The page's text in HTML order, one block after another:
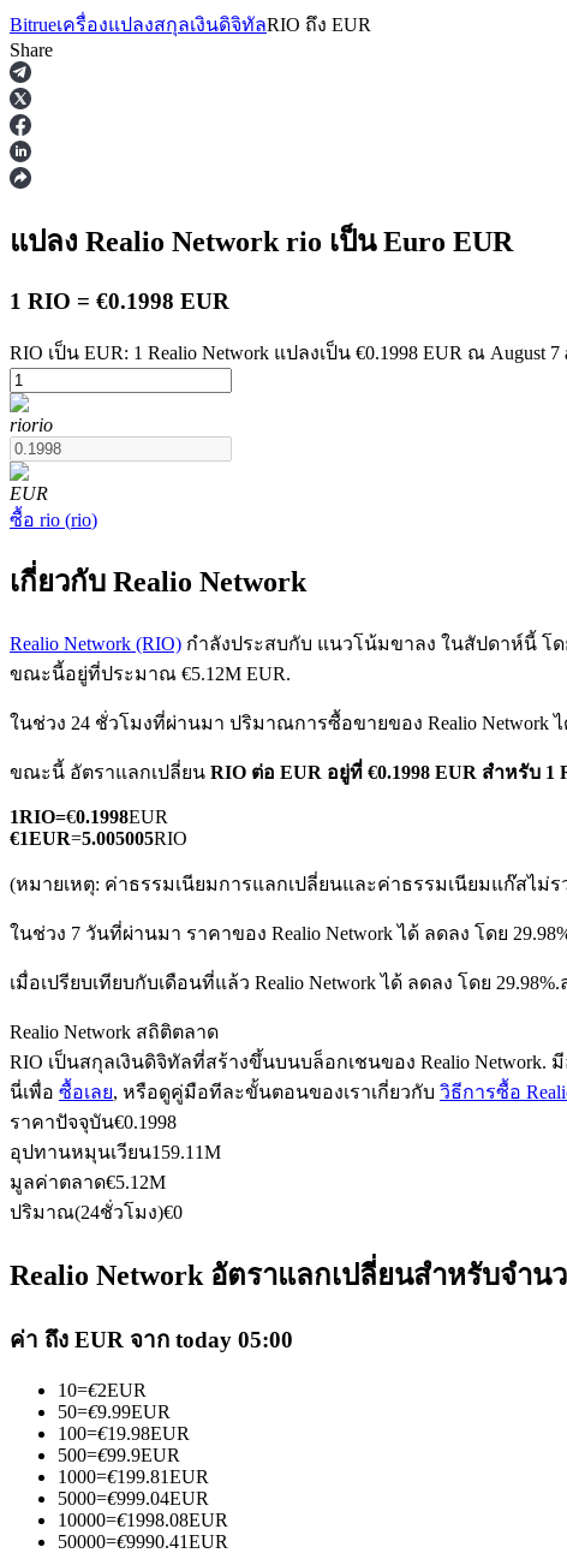
ฟิวเจอร์ส
ฟิวเจอร์ส USDT
ฟิวเจอร์ส COIN-M
ฟิวเจอร์สสกุลเงินดิจิทัล
TradFi
อนุพันธ์ของหุ้น ฟอเร็กซ์ โลหะมีค่า และสินค้าโภคภัณฑ์
ฟิวเจอร์ส USDC
ฟิวเจอร์สที่ใช้ USDC เป็นหลักประกัน
คัดลอกการซื้อขาย
เข้าร่วมกับเทรดเดอร์ชั้นนำ
Bitrueเครื่องแปลงสกุลเงินดิจิทัลRIO ถึง EUR
Share
แปลง Realio Network rio เป็น Euro EUR
1 RIO = €0.1998 EUR
RIO เป็น EUR: 1 Realio Network แปลงเป็น €0.1998 EUR ณ August 7
riorio
EUR
ซื้อ rio (rio)
เกี่ยวกับ Realio Network
Realio Network (RIO) กำลังประสบกับ แนวโน้มขาลง ในสัปดาห์นี้ โ
ขณะนี้อยู่ที่ประมาณ €5.12M EUR.
ในช่วง 24 ชั่วโมงที่ผ่านมา ปริมาณการซื้อขายของ Realio Network ไ
ขณะนี้ อัตราแลกเปลี่ยน RIO ต่อ EUR อยู่ที่ €0.1998 EUR สำหรับ 1
1RIO=€0.1998EUR
€1EUR=5.005005RIO
(หมายเหตุ: ค่าธรรมเนียมการแลกเปลี่ยนและค่าธรรมเนียมแก๊สไม่ร
ในช่วง 7 วันที่ผ่านมา ราคาของ Realio Network ได้ ลดลง โดย
เมื่อเปรียบเทียบกับเดือนที่แล้ว Realio Network ได้ ลดลง โดย 29.98%.
Realio Network สถิติตลาด
RIO เป็นสกุลเงินดิจิทัลที่สร้างขึ้นบนบล็อกเชนของ Realio
นี่เพื่อ ซื้อเลย, หรือดูคู่มือทีละขั้นตอนของเราเกี่ยวกับ วิธีการซื้อ
ราคาปัจจุบัน€0.1998
อุปทานหมุนเวียน159.11M
มูลค่าตลาด€5.12M
ปริมาณ(24ชั่วโมง)€0
Realio Network อัตราแลกเปลี่ยนสำหรับจำ
ค่า ถึง EUR จาก today 05:00
10=€2EUR
50=€9.99EUR
100=€19.98EUR
500=€99.9EUR
1000=€199.81EUR
5000=€999.04EUR
10000=€1998.08EUR
50000=€9990.41EUR